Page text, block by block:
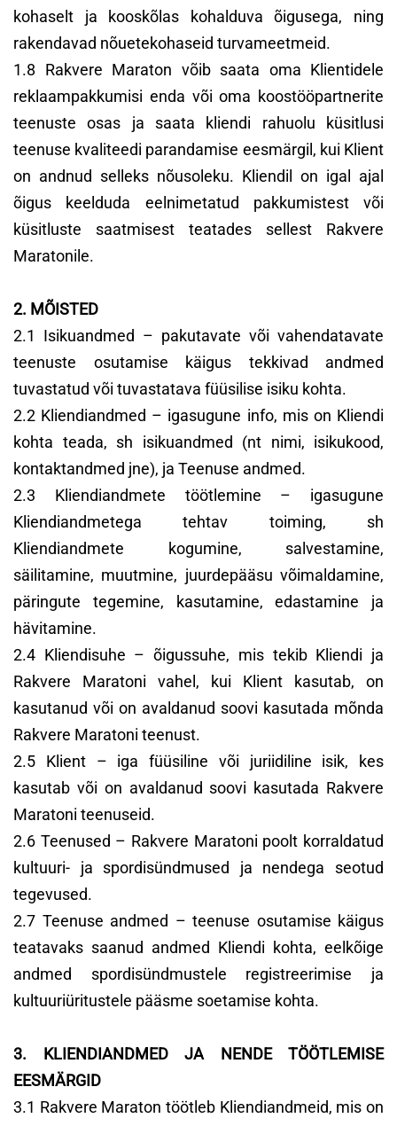
kohaselt ja kooskõlas kohalduva õigusega, ning
rakendavad nõuetekohaseid turvameetmeid.
1.8 Rakvere Maraton võib saata oma Klientidele
reklaampakkumisi enda või oma koostööpartnerite
teenuste osas ja saata kliendi rahuolu küsitlusi
teenuse kvaliteedi parandamise eesmärgil, kui Klient
on andnud selleks nõusoleku. Kliendil on igal ajal
õigus keelduda eelnimetatud pakkumistest või
küsitluste saatmisest teatades sellest Rakvere
Maratonile.
2. MÕISTED
2.1 Isikuandmed – pakutavate või vahendatavate
teenuste osutamise käigus tekkivad andmed
tuvastatud või tuvastatava füüsilise isiku kohta.
2.2 Kliendiandmed – igasugune info, mis on Kliendi
kohta teada, sh isikuandmed (nt nimi, isikukood,
kontaktandmed jne), ja Teenuse andmed.
2.3 Kliendiandmete töötlemine – igasugune
Kliendiandmetega tehtav toiming, sh
Kliendiandmete kogumine, salvestamine,
säilitamine, muutmine, juurdepääsu võimaldamine,
päringute tegemine, kasutamine, edastamine ja
hävitamine.
2.4 Kliendisuhe – õigussuhe, mis tekib Kliendi ja
Rakvere Maratoni vahel, kui Klient kasutab, on
kasutanud või on avaldanud soovi kasutada mõnda
Rakvere Maratoni teenust.
2.5 Klient – iga füüsiline või juriidiline isik, kes
kasutab või on avaldanud soovi kasutada Rakvere
Maratoni teenuseid.
2.6 Teenused – Rakvere Maratoni poolt korraldatud
kultuuri- ja spordisündmused ja nendega seotud
tegevused.
2.7 Teenuse andmed – teenuse osutamise käigus
teatavaks saanud andmed Kliendi kohta, eelkõige
andmed spordisündmustele registreerimise ja
kultuuriüritustele pääsme soetamise kohta.
3. KLIENDIANDMED JA NENDE TÖÖTLEMISE
EESMÄRGID
3.1 Rakvere Maraton töötleb Kliendiandmeid, mis on